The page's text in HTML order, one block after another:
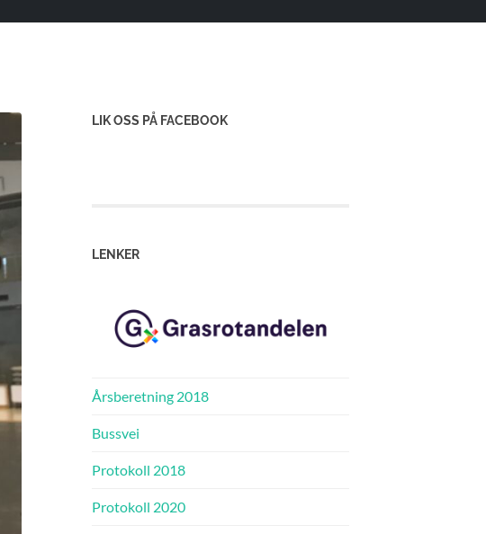
LIK OSS PÅ FACEBOOK
LENKER
Årsberetning 2018
Bussvei
Protokoll 2018
Protokoll 2020